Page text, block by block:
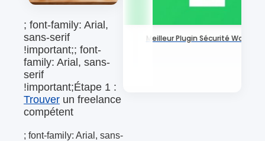
; font-family: Arial,
sans-serif
!important;; font-
family: Arial, sans-
serif
!important;Étape 1 :
Trouver un freelance
compétent
; font-family: Arial, sans-
Meilleur Plugin Sécurité